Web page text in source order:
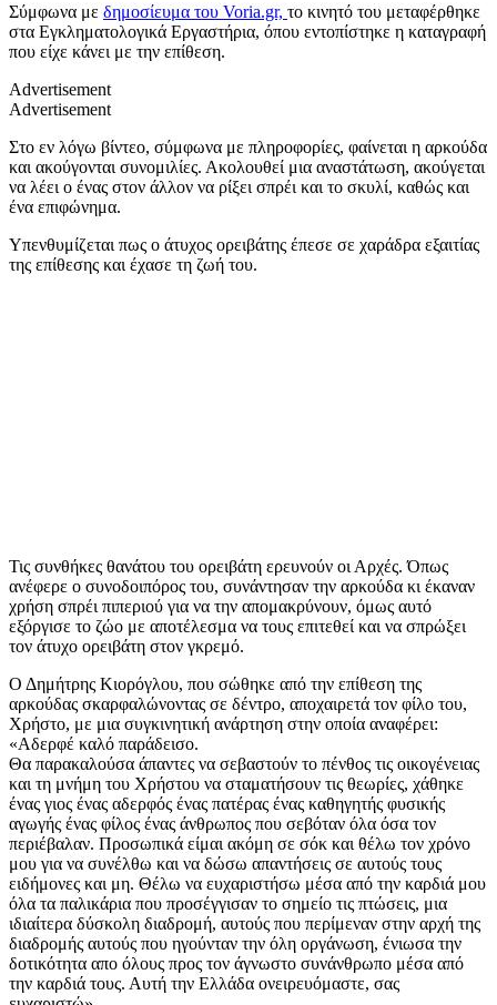
Σύμφωνα με δημοσίευμα του Voria.gr, το κινητό του μεταφέρθηκε
στα Εγκληματολογικά Εργαστήρια, όπου εντοπίστηκε η καταγραφή
που είχε κάνει με την επίθεση.
Advertisement
Advertisement
Στο εν λόγω βίντεο, σύμφωνα με πληροφορίες, φαίνεται η αρκούδα
και ακούγονται συνομιλίες. Ακολουθεί μια αναστάτωση, ακούγεται
να λέει ο ένας στον άλλον να ρίξει σπρέι και το σκυλί, καθώς και
ένα επιφώνημα.
Υπενθυμίζεται πως ο άτυχος ορειβάτης έπεσε σε χαράδρα εξαιτίας
της επίθεσης και έχασε τη ζωή του.
Τις συνθήκες θανάτου του ορειβάτη ερευνούν οι Αρχές. Όπως
ανέφερε ο συνοδοιπόρος του, συνάντησαν την αρκούδα κι έκαναν
χρήση σπρέι πιπεριού για να την απομακρύνουν, όμως αυτό
εξόργισε το ζώο με αποτέλεσμα να τους επιτεθεί και να σπρώξει
τον άτυχο ορειβάτη στον γκρεμό.
Ο Δημήτρης Κιορόγλου, που σώθηκε από την επίθεση της
αρκούδας σκαρφαλώνοντας σε δέντρο, αποχαιρετά τον φίλο του,
Χρήστο, με μια συγκινητική ανάρτηση στην οποία αναφέρει:
«Αδερφέ καλό παράδεισο.
Θα παρακαλούσα άπαντες να σεβαστούν το πένθος τις οικογένειας
και τη μνήμη του Χρήστου να σταματήσουν τις θεωρίες, χάθηκε
ένας γιος ένας αδερφός ένας πατέρας ένας καθηγητής φυσικής
αγωγής ένας φίλος ένας άνθρωπος που σεβόταν όλα όσα τον
περιέβαλαν. Προσωπικά είμαι ακόμη σε σόκ και θέλω τον χρόνο
μου για να συνέλθω και να δώσω απαντήσεις σε αυτούς τους
ειδήμονες και μη. Θέλω να ευχαριστήσω μέσα από την καρδιά μου
όλα τα παλικάρια που προσέγγισαν το σημείο τις πτώσεις, μια
ιδιαίτερα δύσκολη διαδρομή, αυτούς που περίμεναν στην αρχή της
διαδρομής αυτούς που ηγούνταν την όλη οργάνωση, ένιωσα την
δοτικότητα απο όλους προς τον άγνωστο συνάνθρωπο μέσα από
την καρδιά τους. Αυτή την Ελλάδα ονειρευόμαστε, σας